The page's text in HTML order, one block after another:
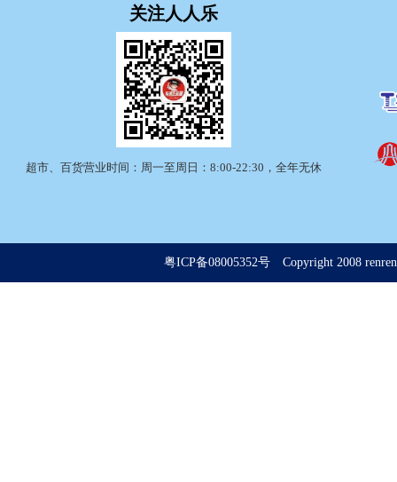
关注人人乐
超市、百货营业时间：周一至周日：8:00-22:30，全年无休
粤ICP备08005352号Copyright 2008